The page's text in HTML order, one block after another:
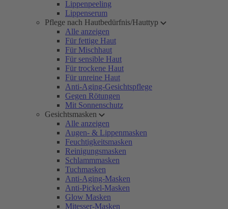
Lippenpeeling
Lippenserum
Pflege nach Hautbedürfnis/Hauttyp
Alle anzeigen
Für fettige Haut
Für Mischhaut
Für sensible Haut
Für trockene Haut
Für unreine Haut
Anti-Aging-Gesichtspflege
Gegen Rötungen
Mit Sonnenschutz
Gesichtsmasken
Alle anzeigen
Augen- & Lippenmasken
Feuchtigkeitsmasken
Reinigungsmasken
Schlammmasken
Tuchmasken
Anti-Aging-Masken
Anti-Pickel-Masken
Glow Masken
Mitesser-Masken